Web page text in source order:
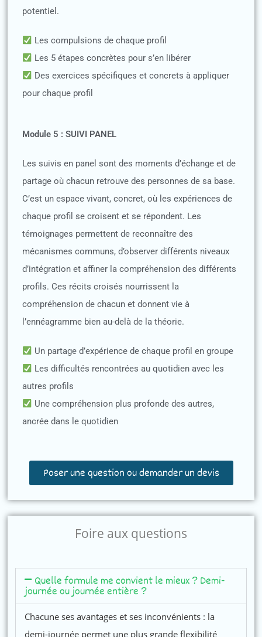
potentiel.
Les compulsions de chaque profil
Les 5 étapes concrètes pour s’en libérer
Des exercices spécifiques et concrets à appliquer
pour chaque profil
Module 5 : SUIVI PANEL
Les suivis en panel sont des moments d’échange et de
partage où chacun retrouve des personnes de sa base.
C’est un espace vivant, concret, où les expériences de
chaque profil se croisent et se répondent. Les
témoignages permettent de reconnaître des
mécanismes communs, d’observer différents niveaux
d’intégration et affiner la compréhension des différents
profils. Ces récits croisés nourrissent la
compréhension de chacun et donnent vie à
l’ennéagramme bien au-delà de la théorie.
Un partage d’expérience de chaque profil en groupe
Les difficultés rencontrées au quotidien avec les
autres profils
Une compréhension plus profonde des autres,
ancrée dans le quotidien
Poser une question ou demander un devis
Foire aux questions
Quelle formule me convient le mieux ? Demi-
journée ou journée entière ?
Chacune ses avantages et ses inconvénients : la